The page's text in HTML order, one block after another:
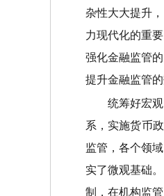
杂性大大提升
力现代化的重
强化金融监管
提升金融监管
统筹好宏观审
系，实施货币
监管，各个领
实了微观基础
制，在机构监